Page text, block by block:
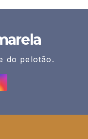
do pelotão.